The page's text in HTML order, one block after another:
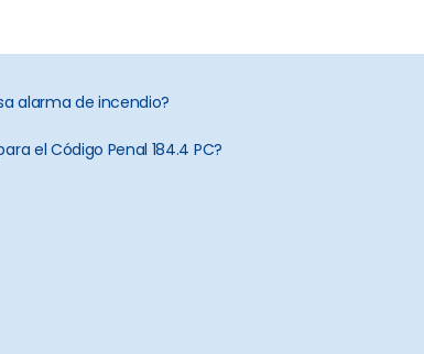
alarma de incendio?
el Código Penal 184.4 PC?